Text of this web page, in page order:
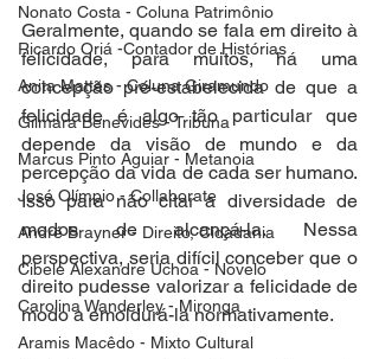
Nonato Costa - Coluna Patrimônio
Ricardo Oriá -Contador de Histórias
Anita Mattes - Coluna Giramundo
Gilmara Benevides - Tribuna
Marcus Pinto Aguiar - Metanoia
José Olímpio - Collaborate
André Brayner - Direito, Cidadania
Cibele Alexandre Uchoa - Novelo
Carolina Wanderley - Mironga
Aramis Macêdo - Mixto Cultural
Geralmente, quando se fala em direito à
felicidade, para muitos, há uma
concepção pré-estabelecida de que a
felicidade é algo tão particular que
depende da visão de mundo e da
percepção da vida de cada ser humano.
Isso para não citar a diversidade de
modos de alcançá-la. Nessa
perspectiva, seria difícil conceber que o
direito pudesse valorizar a felicidade de
modo a emoldurá-la normativamente.